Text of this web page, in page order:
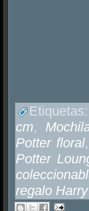
Etiquetas:
cm,
Potter floral
Potter
regalo